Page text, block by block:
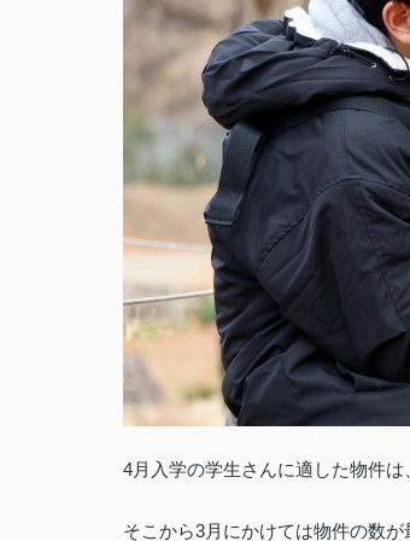
4月入学の学生さんに適した物件は
そこから3月にかけては物件の数